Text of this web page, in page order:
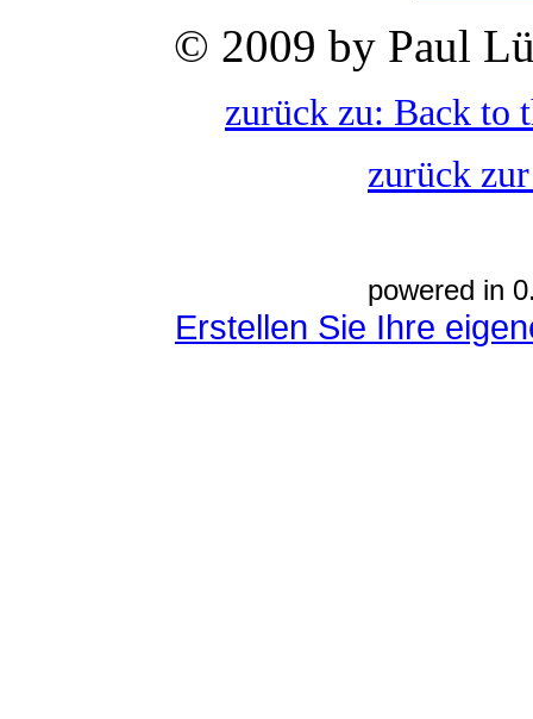
© 2009 by Paul
zurück zu: Back to
zurück
powered in
Erstellen Sie Ihre